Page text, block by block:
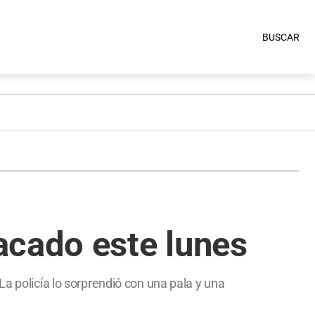
BUSCAR
este lunes
policía lo sorprendió con una pala y una